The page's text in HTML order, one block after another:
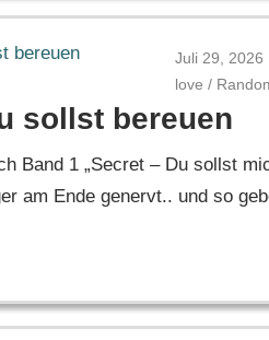
Juli 29, 2026
love /
sollst bereuen
Band 1 „Secret – Du sollst
am Ende genervt.. und so